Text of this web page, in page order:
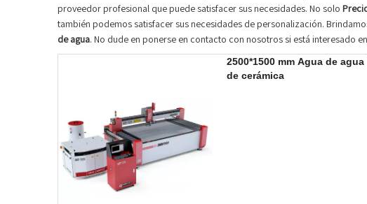
proveedor profesional que puede satisfacer sus necesidades. No solo
también podemos satisfacer sus necesidades de personalización.
de agua. No dude en ponerse en contacto con nosotros si está interesado en
2500*1500 mm Agua de
de cerámica